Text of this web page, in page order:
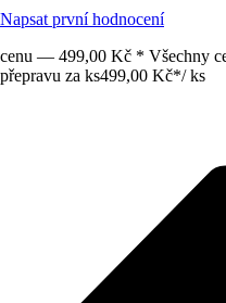
Napsat první hodnocení
cenu — 499,00 Kč * Všechny
přepravu za ks499,00 Kč*/ ks